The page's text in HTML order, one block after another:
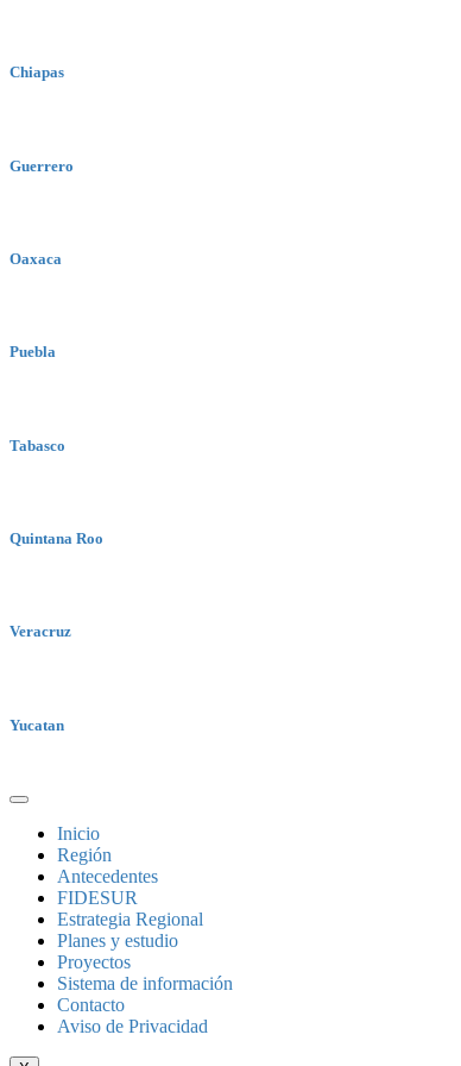
Chiapas
Guerrero
Oaxaca
Puebla
Tabasco
Quintana Roo
Veracruz
Yucatan
Inicio
Región
Antecedentes
FIDESUR
Estrategia Regional
Planes y estudio
Proyectos
Sistema de información
Contacto
Aviso de Privacidad